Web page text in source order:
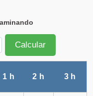
Calcular
1 h 2 h 3 h